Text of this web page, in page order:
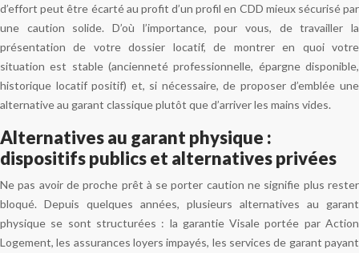
d’effort peut être écarté au profit d’un profil en CDD mieux sécurisé par
une caution solide. D’où l’importance, pour vous, de travailler la
présentation de votre dossier locatif, de montrer en quoi votre
situation est stable (ancienneté professionnelle, épargne disponible,
historique locatif positif) et, si nécessaire, de proposer d’emblée une
alternative au garant classique plutôt que d’arriver les mains vides.
Alternatives au garant physique :
dispositifs publics et alternatives privées
Ne pas avoir de proche prêt à se porter caution ne signifie plus rester
bloqué. Depuis quelques années, plusieurs alternatives au garant
physique se sont structurées : la garantie Visale portée par Action
Logement, les assurances loyers impayés, les services de garant payant